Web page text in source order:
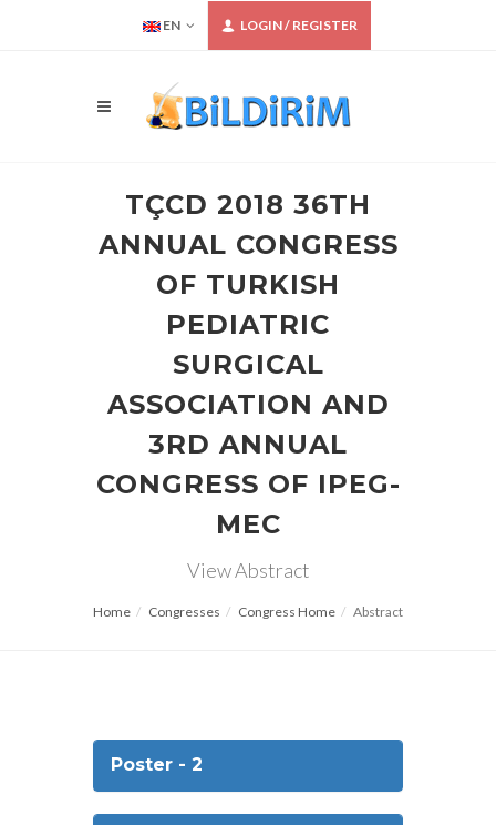
EN LOGIN / REGISTER
TÇCD 2018 36TH
ANNUAL CONGRESS
OF TURKISH
PEDIATRIC
SURGICAL
ASSOCIATION AND
3RD ANNUAL
CONGRESS OF IPEG-
MEC
View Abstract
Home Congresses Congress Home Abstract
Poster - 2